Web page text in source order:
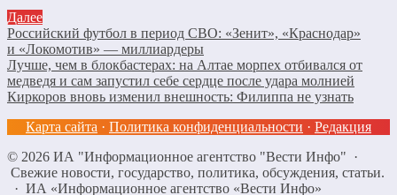
Далее
Российский футбол в период СВО: «Зенит», «Краснодар»
и «Локомотив» — миллиардеры
Лучше, чем в блокбастерах: на Алтае морпех отбивался от
медведя и сам запустил себе сердце после удара молнией
Киркоров вновь изменил внешность: Филиппа не узнать
Карта сайта · Политика конфиденциальности · Редакция
© 2026 ИА "Информационное агентство "Вести Инфо" ·
Свежие новости, государство, политика, обсуждения, статьи.
· ИА «Информационное агентство «Вести Инфо»